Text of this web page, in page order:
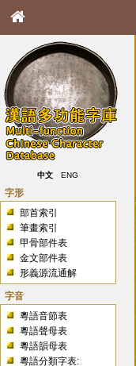
中文 ENG
字形
部首索引
筆畫索引
甲骨部件表
金文部件表
形義源流通解
字音
粵語音節表
粵語聲母表
粵語韻母表
粵語分類字表: